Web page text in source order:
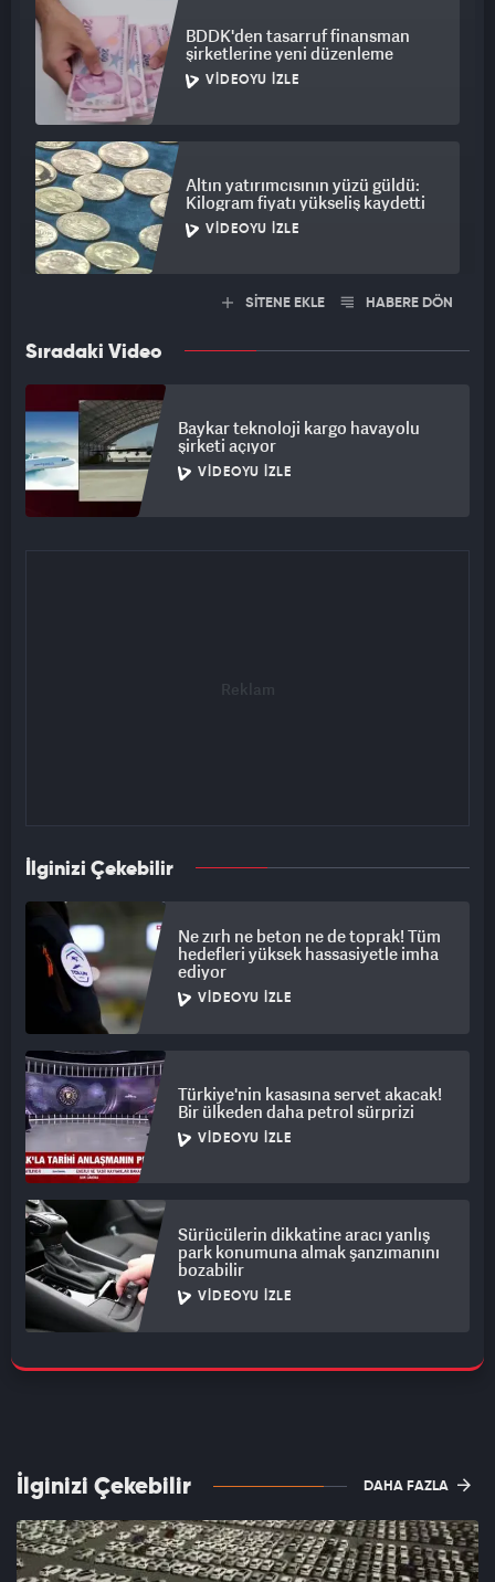
BDDK'den tasarruf finansman
şirketlerine yeni düzenleme
VIDEOYU İZLE
Altın yatırımcısının yüzü güldü:
Kilogram fiyatı yükseliş kaydetti
VIDEOYU İZLE
SİTENE EKLE HABERE DÖN
Sıradaki Video
Baykar teknoloji kargo havayolu
şirketi açıyor
VIDEOYU İZLE
İlginizi Çekebilir
Ne zırh ne beton ne de toprak! Tüm
hedefleri yüksek hassasiyetle imha
ediyor
VIDEOYU İZLE
Türkiye'nin kasasına servet akacak!
Bir ülkeden daha petrol sürprizi
VIDEOYU İZLE
Sürücülerin dikkatine aracı yanlış
park konumuna almak şanzımanını
bozabilir
VIDEOYU İZLE
İlginizi Çekebilir DAHA FAZLA